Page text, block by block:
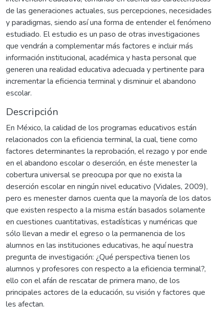
de las generaciones actuales, sus percepciones, necesidades
y paradigmas, siendo así una forma de entender el fenómeno
estudiado. El estudio es un paso de otras investigaciones
que vendrán a complementar más factores e incluir más
información institucional, académica y hasta personal que
generen una realidad educativa adecuada y pertinente para
incrementar la eficiencia terminal y disminuir el abandono
escolar.
Descripción
En México, la calidad de los programas educativos están
relacionados con la eficiencia terminal, la cual, tiene como
factores determinantes la reprobación, el rezago y por ende
en el abandono escolar o deserción, en éste menester la
cobertura universal se preocupa por que no exista la
deserción escolar en ningún nivel educativo (Vidales, 2009),
pero es menester darnos cuenta que la mayoría de los datos
que existen respecto a la misma están basados solamente
en cuestiones cuantitativas, estadísticas y numéricas que
sólo llevan a medir el egreso o la permanencia de los
alumnos en las instituciones educativas, he aquí nuestra
pregunta de investigación: ¿Qué perspectiva tienen los
alumnos y profesores con respecto a la eficiencia terminal?,
ello con el afán de rescatar de primera mano, de los
principales actores de la educación, su visión y factores que
les afectan.